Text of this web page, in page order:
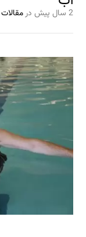
2 سال پیش درمقالات